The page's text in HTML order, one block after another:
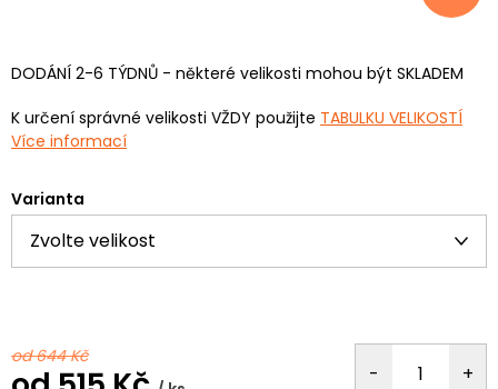
DODÁNÍ 2-6 TÝDNŮ - některé velikosti mohou být SKLADEM
K určení správné velikosti VŽDY použijte TABULKU VELIKOSTÍ
Více informací
Varianta
od 644 Kč